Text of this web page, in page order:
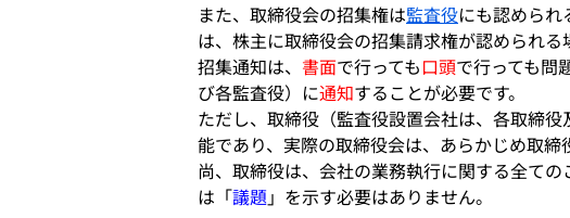
また、取締役会の招集権は監査役にも認めら
は、株主に取締役会の招集請求権が認められる
招集通知は、 書面で行っても口頭で行っても問
び各監査役）に通知することが必要です。
ただし、取締役（監査役設置会社は、各取締
能であり、実際の取締役会は、あらかじめ取
尚、取締役は、会社の業務執行に関する全て
は「議題」を示す必要はありません。